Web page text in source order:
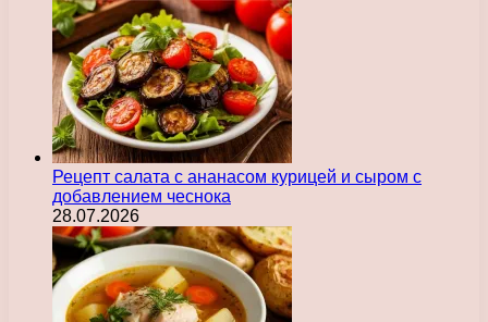
Рецепт салата с ананасом курицей и сыром с
добавлением чеснока
28.07.2026